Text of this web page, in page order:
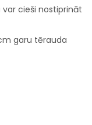
var cieši nostiprināt
garu tērauda